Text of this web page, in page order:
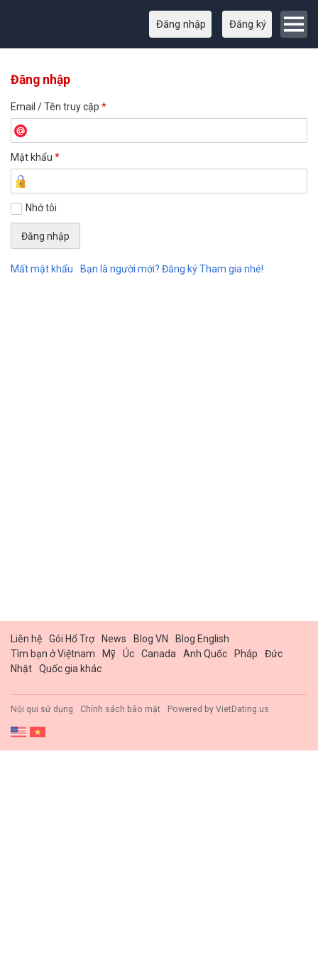
Đăng nhập Đăng ký
Đăng nhập
Email / Tên truy cập *
Mật khẩu *
Nhớ tôi
Mất mật khẩu Bạn là người mới? Đăng ký Tham gia nhé!
Liên hệ Gói Hổ Trợ News Blog VN
Blog English
Tìm bạn ở Việtnam
Mỹ Úc Canada Anh Quốc Pháp
Đức
Nhật
Quốc gia khác
Nội qui sử dụng Chính sách bảo mật Powered by VietDating.us